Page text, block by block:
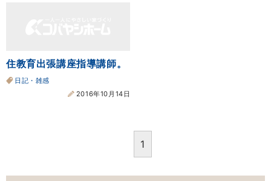
住教育出張講座指導講師。
日記・雑感
2016年10月14日
1